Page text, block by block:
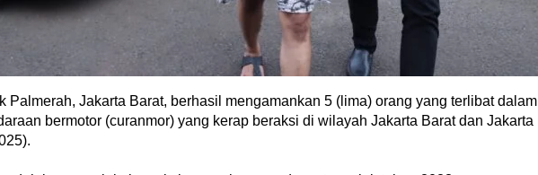
Palmerah, Jakarta Barat, berhasil mengamankan 5 (lima) orang yang terlibat dalam
bermotor (curanmor) yang kerap beraksi di wilayah Jakarta Barat dan Jakarta